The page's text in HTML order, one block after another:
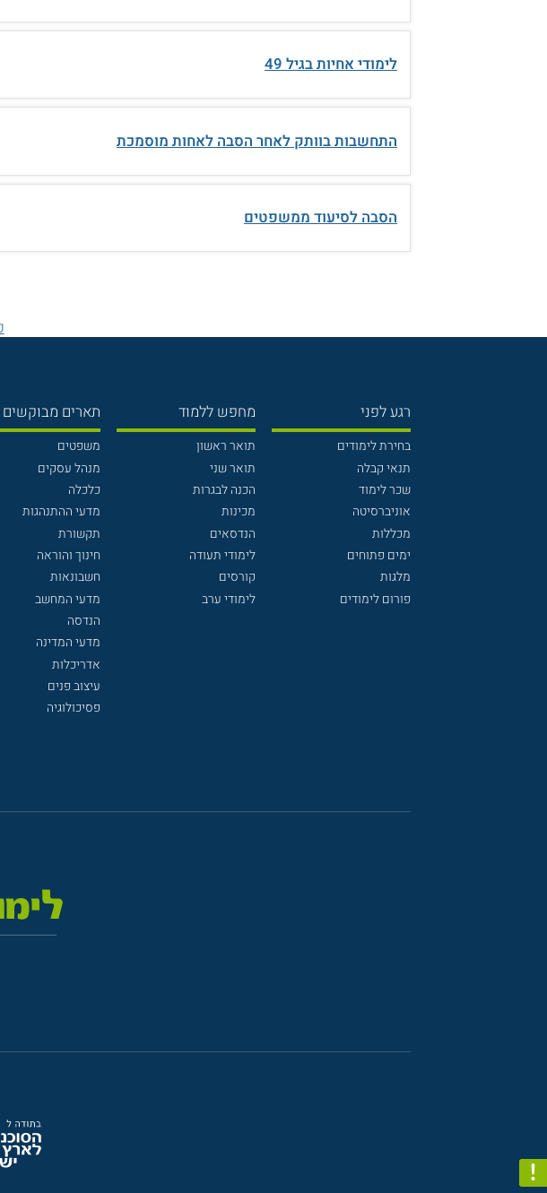
לימודי אחיות בגיל 49
התחשבות בוותק לאחר הסבה לאחות מוסמכת
הסבה לסיעוד ממשפטים
רגע לפני
בחירת לימודים
תנאי קבלה
שכר לימוד
אוניברסיטה
מכללות
ימים פתוחים
מלגות
פורום לימודים
מחפש ללמוד
תואר ראשון
תואר שני
הכנה לבגרות
מכינות
הנדסאים
לימודי תעודה
קורסים
לימודי ערב
תארים מבוקשים
משפטים
מנהל עסקים
כלכלה
מדעי ההתנהגות
תקשורת
חינוך והוראה
חשבונאות
מדעי המחשב
הנדסה
מדעי המדינה
אדריכלות
עיצוב פנים
פסיכולוגיה